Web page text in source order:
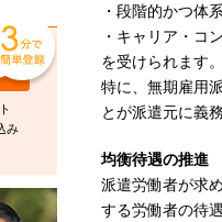
・段階的かつ体
・キャリア・コ
を受けられます
特に、無期雇用
とが派遣元に義
均衡待遇の推進
派遣労働者が求
する労働者の待
み